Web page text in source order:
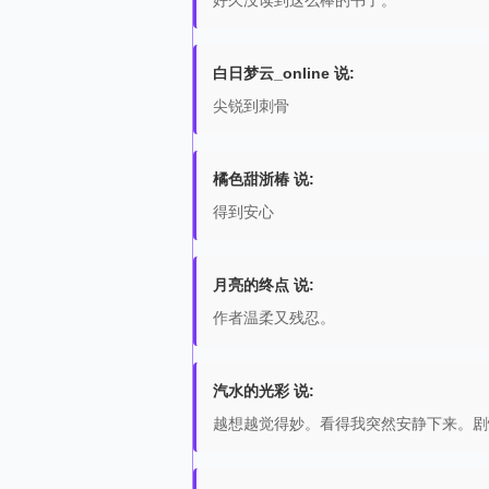
白日梦云_online 说:
尖锐到刺骨
橘色甜浙椿 说:
得到安心
月亮的终点 说:
作者温柔又残忍。
汽水的光彩 说:
越想越觉得妙。看得我突然安静下来。